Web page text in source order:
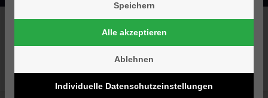
HAUPTGERICHTE DESSERTS
KINDERKARTE WEINE
Speichern
Alle akzeptieren
Ablehnen
Individuelle Datenschutzeinstellungen